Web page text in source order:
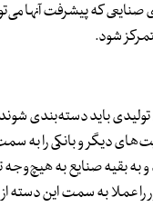
که پیشرفت آنها
شود.
تولیدی باید دسته‌بندی
دیگر و بانکی را به
به بقیه صنایع به
عملا به سمت این دسته